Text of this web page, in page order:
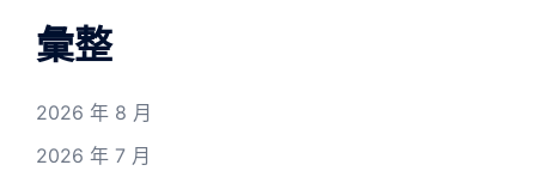
彙整
2026 年 8 月
2026 年 7 月